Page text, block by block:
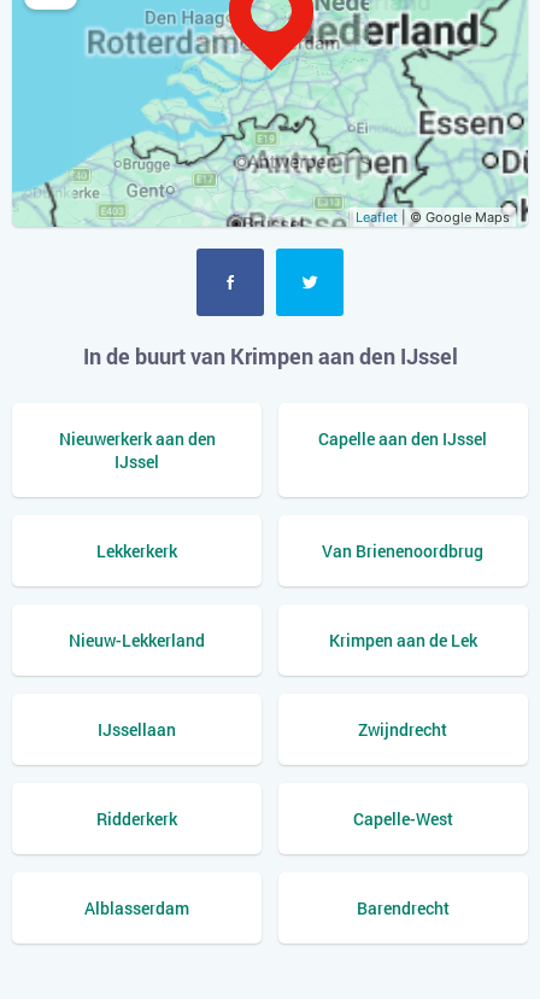
Leaflet | © Google Maps
In de buurt van Krimpen aan den IJssel
Nieuwerkerk aan den
IJssel
Capelle aan den IJssel
Lekkerkerk Van Brienenoordbrug
Nieuw-Lekkerland Krimpen aan de Lek
IJssellaan Zwijndrecht
Ridderkerk Capelle-West
Alblasserdam Barendrecht